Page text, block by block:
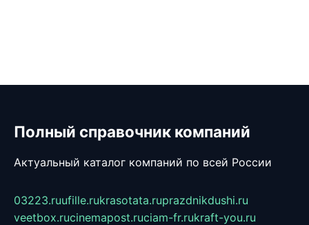
Полный справочник компаний
Актуальный каталог компаний по всей России
03223.ruufille.rukrasotata.ruprazdnikdushi.ru
veetbox.rucinemapost.ruciam-fr.rukraft-you.ru